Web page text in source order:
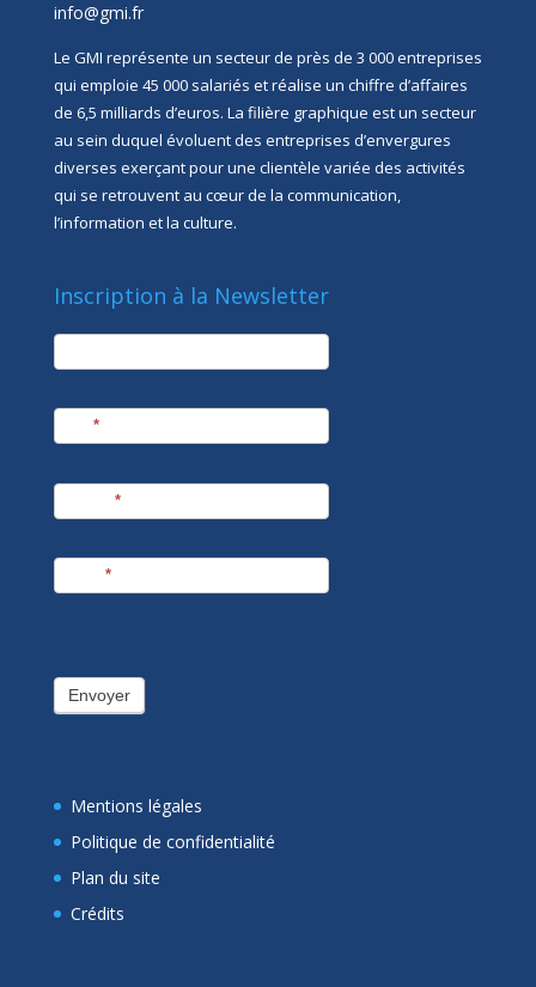
info@gmi.fr
Le GMI représente un secteur de près de 3 000 entreprises
qui emploie 45 000 salariés et réalise un chiffre d’affaires
de 6,5 milliards d’euros. La filière graphique est un secteur
au sein duquel évoluent des entreprises d’envergures
diverses exerçant pour une clientèle variée des activités
qui se retrouvent au cœur de la communication,
l’information et la culture.
Inscription à la Newsletter
newsletter
*
*
*
Envoyer
Mentions légales
Politique de confidentialité
Plan du site
Crédits